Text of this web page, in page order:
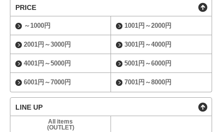
PRICE
～1000円 1001円～2000円
2001円～3000円 3001円～4000円
4001円～5000円 5001円～6000円
6001円～7000円 7001円～8000円
LINE UP
All items
(OUTLET)